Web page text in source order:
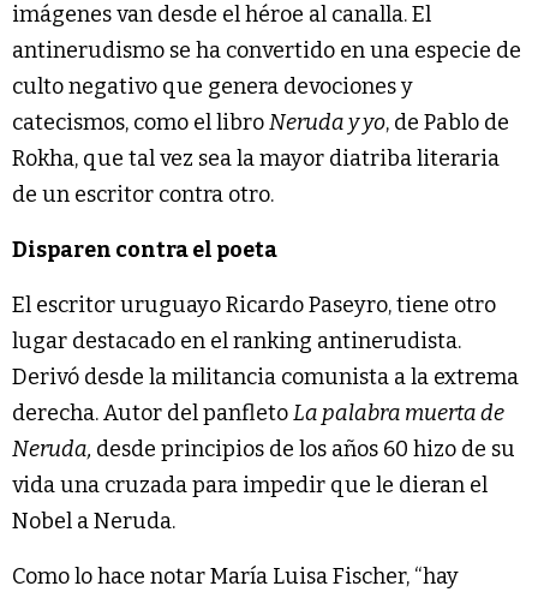
imágenes van desde el héroe al canalla. El
antinerudismo se ha convertido en una especie de
culto negativo que genera devociones y
catecismos, como el libroNeruda y yo, de Pablo de
Rokha, que tal vez sea la mayor diatriba literaria
de un escritor contra otro.
Disparen contra el poeta
El escritor uruguayo Ricardo Paseyro, tiene otro
lugar destacado en el ranking antinerudista.
Derivó desde la militancia comunista a la extrema
derecha. Autor del panfletoLa palabra muerta de
Neruda, desde principios de los años 60 hizo de su
vida una cruzada para impedir que le dieran el
Nobel a Neruda.
Como lo hace notar María Luisa Fischer, “hay